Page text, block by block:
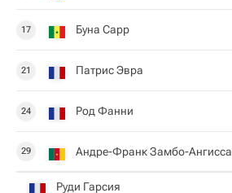
17 Буна Сарр
21 Патрис Эвра
24 Род Фанни
29 Андре-Франк Замбо-Ангисса
Руди Гарсия